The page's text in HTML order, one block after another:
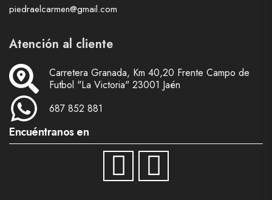
piedraelcarmen@gmail.com
Atención al cliente
Carretera Granada, Km 40,20 Frente Campo de
Futbol "La Victoria" 23001 Jaén
687 852 881
Encuéntranos en